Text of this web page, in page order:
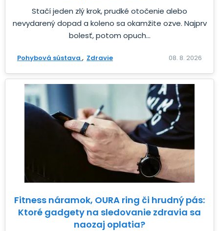
Stačí jeden zlý krok, prudké otočenie alebo
nevydarený dopad a koleno sa okamžite ozve. Najprv
bolesť, potom opuch...
Pohybová sústava Zdravie 08. 8. 2026
Fitness náramok, OURA ring či hrudný pás:
Ktoré gadgety na sledovanie zdravia sa
naozaj oplatia?